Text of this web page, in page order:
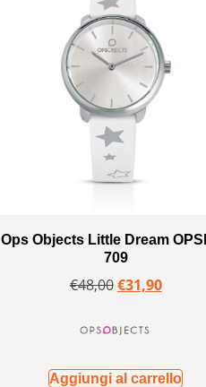
Ops Objects Little Dream
709
€48,00€31,90
Aggiungi al carrello